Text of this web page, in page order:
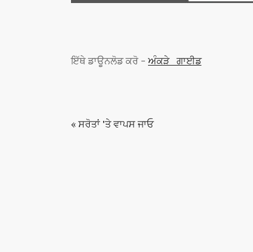
ਇੱਥੇ ਡਾਊਨਲੋਡ ਕਰੋ - ਅੰਕੜੇ_ਗਾਈਡ
« ਸਰੋਤਾਂ 'ਤੇ ਵਾਪਸ ਜਾਓ